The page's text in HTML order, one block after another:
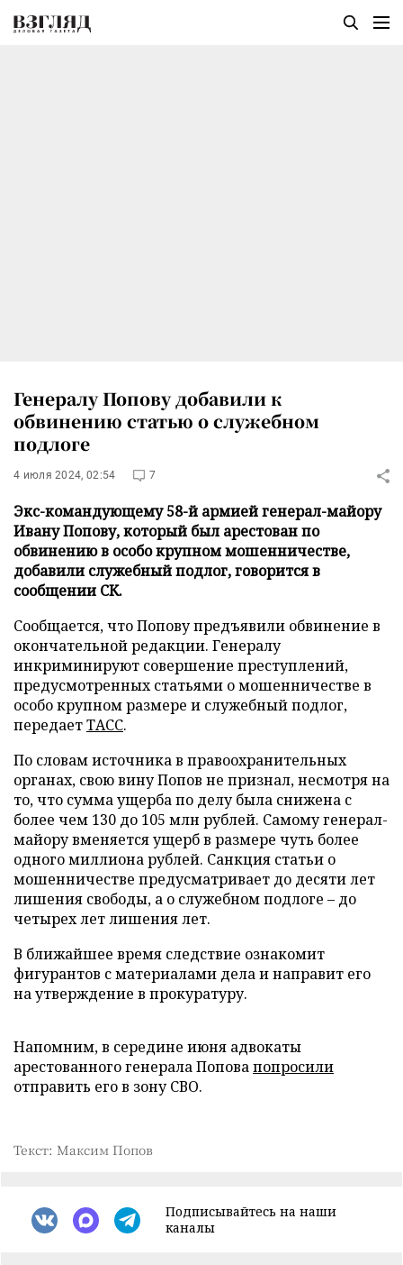
Генералу Попову добавили к
обвинению статью о служебном
подлоге
4 июля 2024, 02:54 7
Экс-командующему 58-й армией генерал-майору
Ивану Попову, который был арестован по
обвинению в особо крупном мошенничестве,
добавили служебный подлог, говорится в
сообщении СК.
Сообщается, что Попову предъявили обвинение в
окончательной редакции. Генералу
инкриминируют совершение преступлений,
предусмотренных статьями о мошенничестве в
особо крупном размере и служебный подлог,
передаетТАСС.
По словам источника в правоохранительных
органах, свою вину Попов не признал, несмотря на
то, что сумма ущерба по делу была снижена с
более чем 130 до 105 млн рублей. Самому генерал-
майору вменяется ущерб в размере чуть более
одного миллиона рублей. Санкция статьи о
мошенничестве предусматривает до десяти лет
лишения свободы, а о служебном подлоге – до
четырех лет лишения лет.
В ближайшее время следствие ознакомит
фигурантов с материалами дела и направит его
на утверждение в прокуратуру.
Напомним, в середине июня адвокаты
арестованного генерала Поповапопросили
отправить его в зону СВО.
Текст: Максим Попов
Подписывайтесь на наши
каналы